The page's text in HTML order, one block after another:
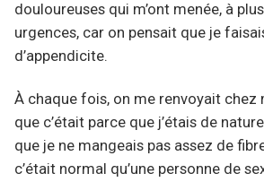
douloureuses qui m’ont menée, à
urgences, car on pensait que je
d’appendicite.
À chaque fois, on me renvoyait chez
que c’était parce que j’étais de
que je ne mangeais pas assez de
c’était normal qu’une personne de